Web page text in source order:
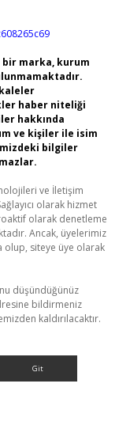
marka, kurum
haber niteliği
hakkında
ve kişiler ile isim
bilgiler
ve İletişim
olarak hizmet
olarak denetleme
Ancak, üyelerimiz
olup, siteye üye olarak
düşündüğünüz
bildirmeniz
kaldırılacaktır.